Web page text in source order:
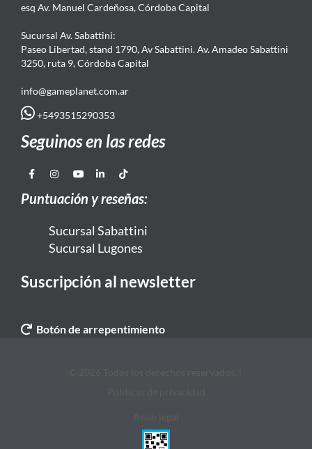
esq Av. Manuel Cardeñosa, Córdoba Capital
Sucursal Av. Sabattini:
Paseo Libertad, stand 1790, Av Sabattini. Av. Amadeo Sabattini
3250, ruta 9, Córdoba Capital
info@gameplanet.com.ar
+5493515290353
Seguinos en las redes
Puntuación y reseñas:
Sucursal Sabattini
Sucursal Lugones
Suscripción al newsletter
Botón de arrepentimiento